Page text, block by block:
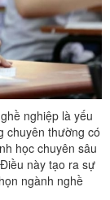
nghiệp là yếu
chuyên thường có
học chuyên sâu
này tạo ra sự
ngành nghề